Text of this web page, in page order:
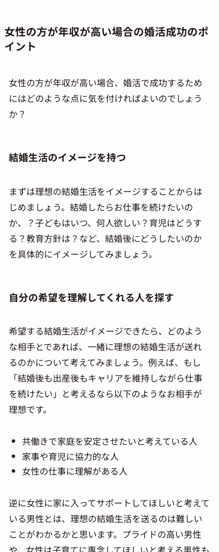
女性の方が年収が高い場合の婚活成功のポ
イント
女性の方が年収が高い場合、婚活で成功するため
にはどのような点に気を付ければよいのでしょう
か？
結婚生活のイメージを持つ
まずは理想の結婚生活をイメージすることからは
じめましょう。結婚したらお仕事を続けたいの
か、？子どもはいつ、何人欲しい？育児はどうす
る？教育方針は？など、結婚後にどうしたいのか
を具体的にイメージしてみましょう。
自分の希望を理解してくれる人を探す
希望する結婚生活がイメージできたら、どのよう
な相手とであれば、一緒に理想の結婚生活が送れ
るのかについて考えてみましょう。例えば、もし
「結婚後も出産後もキャリアを維持しながら仕事
を続けたい」と考えるなら以下のようなお相手が
理想です。
共働きで家庭を安定させたいと考えている人
家事や育児に協力的な人
女性の仕事に理解がある人
逆に女性に家に入ってサポートしてほしいと考えて
いる男性とは、理想の結婚生活を送るのは難しい
ことがわかるかと思います。プライドの高い男性